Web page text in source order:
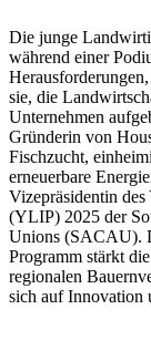
Die junge
während einer
sie, die
Unternehmen
Gründerin von
Fischzucht,
erneuerbare
Vizepräsidentin
(YLIP) 2025 der
Unions (SACAU).
Programm stärkt
regionalen
sich auf Innovation